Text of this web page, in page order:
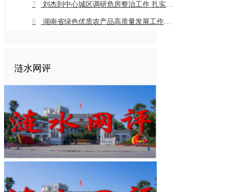
7 刘杰到中心城区调研危房整治工作 扎实推进危房整治工作 切实保障群众住房安全
8 湖南省绿色优质农产品高质量发展工作推进会在我市召开
涟水网评